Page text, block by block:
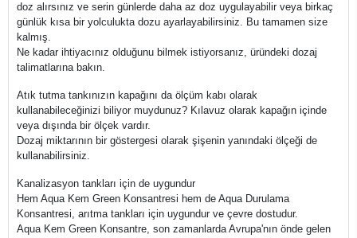
doz alırsınız ve serin günlerde daha az doz uygulayabilir veya birkaç
günlük kısa bir yolculukta dozu ayarlayabilirsiniz. Bu tamamen size
kalmış.
Ne kadar ihtiyacınız olduğunu bilmek istiyorsanız, üründeki dozaj
talimatlarına bakın.
Atık tutma tankınızın kapağını da ölçüm kabı olarak
kullanabileceğinizi biliyor muydunuz? Kılavuz olarak kapağın içinde
veya dışında bir ölçek vardır.
Dozaj miktarının bir göstergesi olarak şişenin yanındaki ölçeği de
kullanabilirsiniz.
Kanalizasyon tankları için de uygundur
Hem Aqua Kem Green Konsantresi hem de Aqua Durulama
Konsantresi, arıtma tankları için uygundur ve çevre dostudur.
Aqua Kem Green Konsantre, son zamanlarda Avrupa'nın önde gelen